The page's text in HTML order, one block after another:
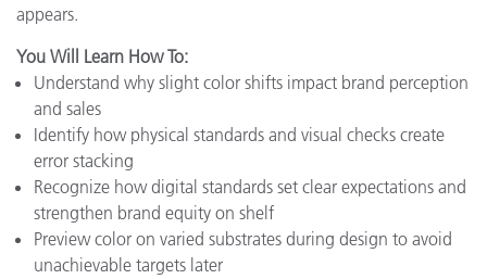
appears.
You Will Learn How To:
Understand why slight color shifts impact brand perception
and sales
Identify how physical standards and visual checks create
error stacking
Recognize how digital standards set clear expectations and
strengthen brand equity on shelf
Preview color on varied substrates during design to avoid
unachievable targets later